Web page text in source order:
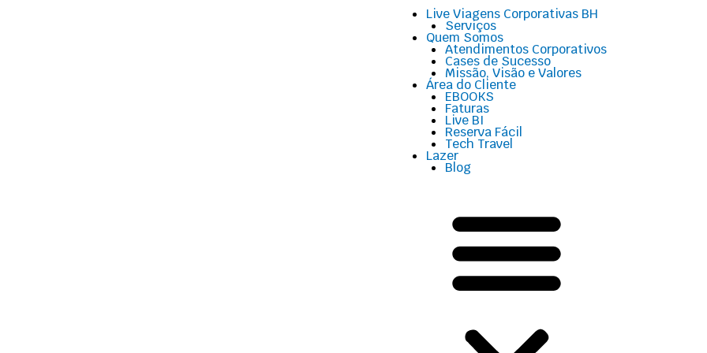
Live Viagens Corporativas BH
Serviços
Quem Somos
Atendimentos Corporativos
Cases de Sucesso
Missão, Visão e Valores
Área do Cliente
EBOOKS
Faturas
Live BI
Reserva Fácil
Tech Travel
Lazer
Blog